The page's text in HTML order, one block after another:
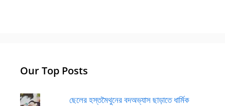
Our Top Posts
ছেলের হস্তমৈথুনের বদঅভ্যাস ছাড়াতে ধার্মিক